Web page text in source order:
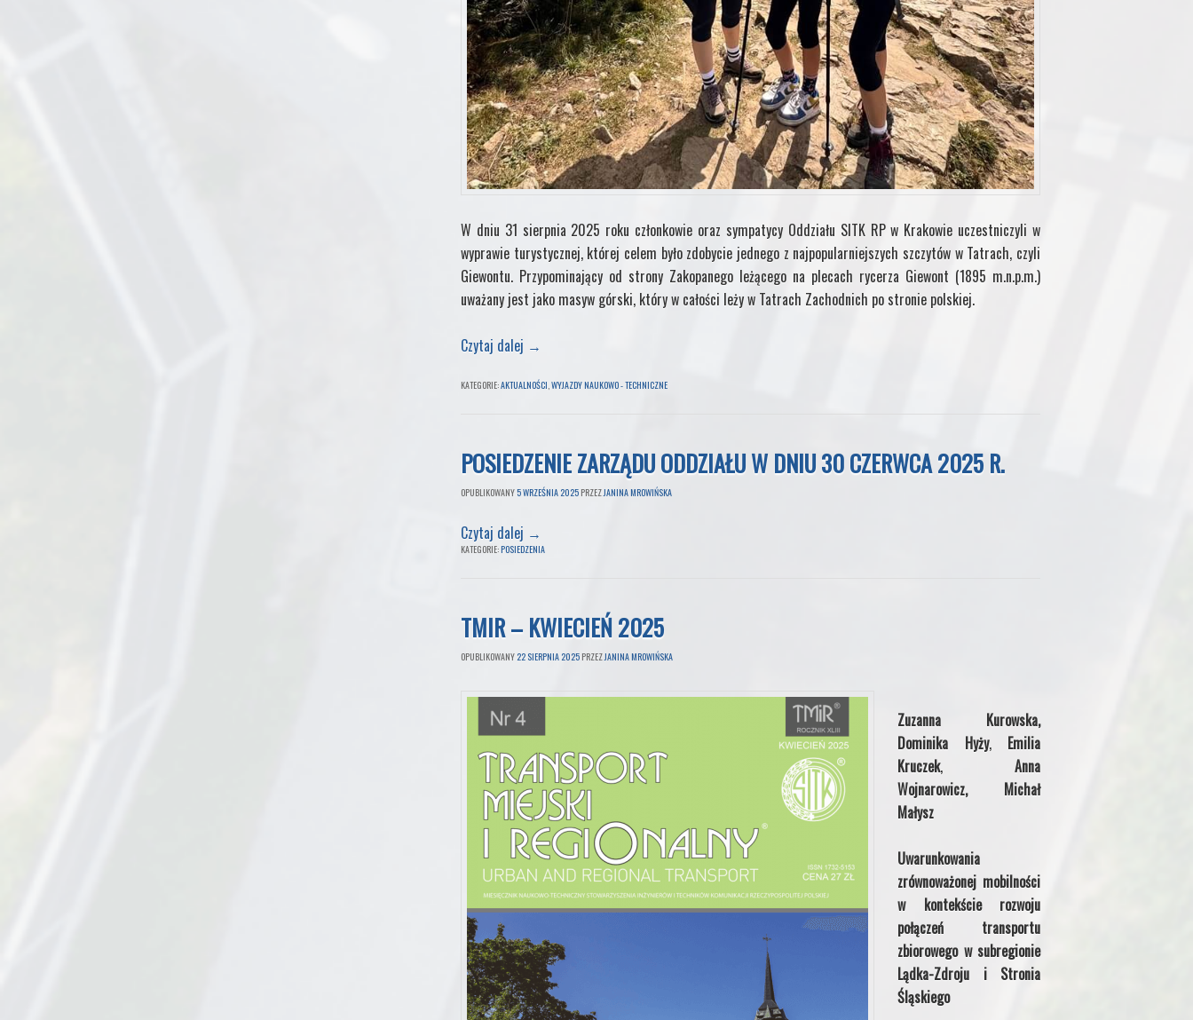
W dniu 31 sierpnia 2025 roku członkowie oraz sympatycy Oddziału SITK RP w Krakowie uczestniczyli w
wyprawie turystycznej, której celem było zdobycie jednego z najpopularniejszych szczytów w Tatrach, czyli
Giewontu. Przypominający od strony Zakopanego leżącego na plecach rycerza Giewont (1895 m.n.p.m.)
uważany jest jako masyw górski, który w całości leży w Tatrach Zachodnich po stronie polskiej.
Czytaj dalej →
KATEGORIE:AKTUALNOŚCI,WYJAZDY NAUKOWO - TECHNICZNE
POSIEDZENIE ZARZĄDU ODDZIAŁU W DNIU 30 CZERWCA 2025 R.
OPUBLIKOWANY5 WRZEŚNIA 2025 PRZEZJANINA MROWIŃSKA
Czytaj dalej →
KATEGORIE:POSIEDZENIA
TMIR – KWIECIEŃ 2025
OPUBLIKOWANY 22 SIERPNIA 2025 PRZEZJANINA MROWIŃSKA
Zuzanna Kurowska,
Dominika Hyży,Emilia
Kruczek, Anna
Wojnarowicz, Michał
Małysz
Uwarunkowania
zrównoważonej mobilności
w kontekście rozwoju
połączeń transportu
zbiorowego w subregionie
Lądka-Zdroju i Stronia
Śląskiego